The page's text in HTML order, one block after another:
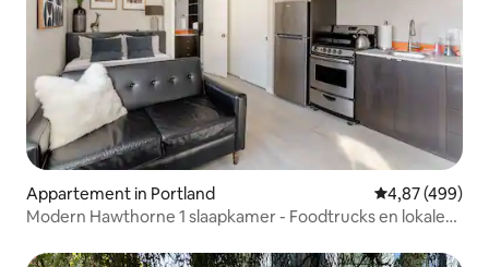
Appartement in Portland Gemiddelde
4,87 (499)
Modern Hawthorne 1 slaapkamer - Foodtrucks en lokale